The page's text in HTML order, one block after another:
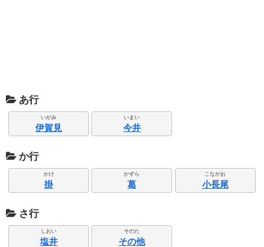
あ行
いがみ
伊賀見
いまい
今井
か行
かけ
掛
かずら
葛
こながお
小長尾
さ行
しおい
塩井
そのた
その他